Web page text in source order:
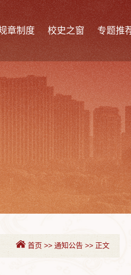
章制度 校史之窗 专题推
首页 >>通知公告 >> 正文